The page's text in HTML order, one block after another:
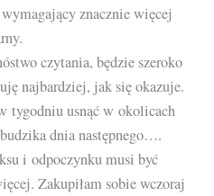
znacznie więcej
czytania, będzie szeroko
najbardziej, jak się okazuje.
tygodniu usnąć w okolicach
dnia następnego….
i odpoczynku musi być
Zakupiłam sobie wczoraj